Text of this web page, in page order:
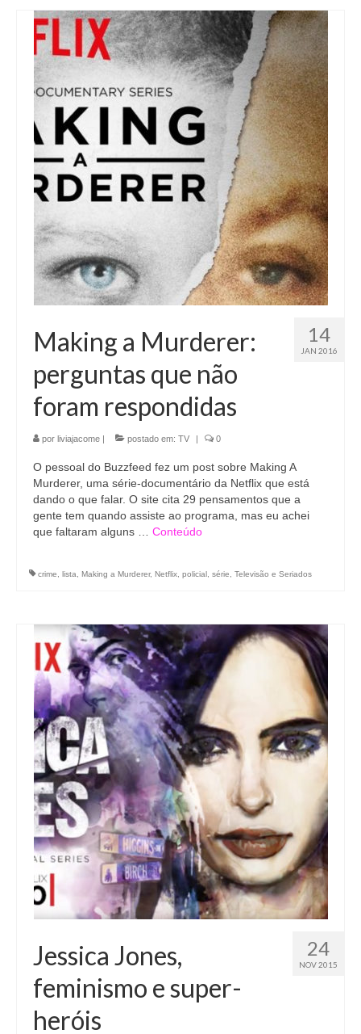
14
JAN 2016
Making a Murderer:
perguntas que não
foram respondidas
por liviajacome | postado em: TV | 0
O pessoal do Buzzfeed fez um post sobre Making A
Murderer, uma série-documentário da Netflix que está
dando o que falar. O site cita 29 pensamentos que a
gente tem quando assiste ao programa, mas eu achei
que faltaram alguns … Conteúdo
crime lista Making a Murderer, Netflix policial série Televisão e Seriados
24
NOV 2015
Jessica Jones,
feminismo e super-
heróis